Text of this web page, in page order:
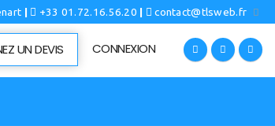
| +33 01.72.16.56.20 | contact@tlsweb.fr
UN DEVIS CONNEXION